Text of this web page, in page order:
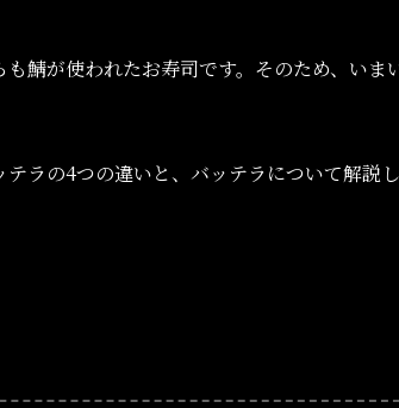
鯖が使われたお寿司です。そのため、いま
ラの4つの違いと、バッテラについて解